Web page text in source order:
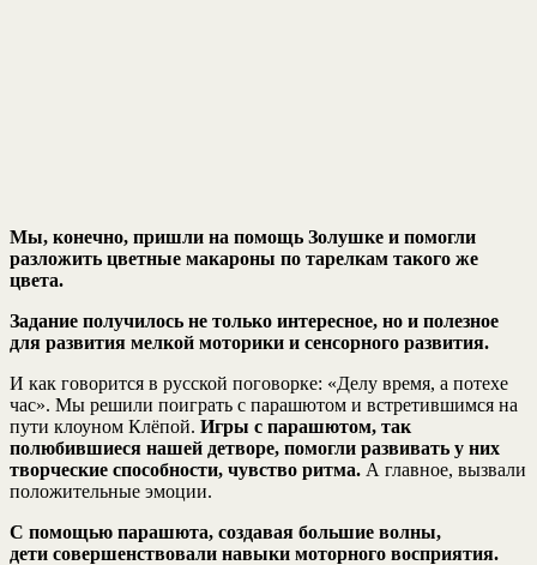
Мы, конечно, пришли на помощь Золушке и помогли
разложить цветные макароны по тарелкам такого же
цвета.
Задание получилось не только интересное, но и полезное
для развития мелкой моторики и сенсорного развития.
И как говорится в русской поговорке: «Делу время, а потехе
час». Мы решили поиграть с парашютом и встретившимся на
пути клоуном Клёпой. Игры с парашютом, так
полюбившиеся нашей детворе, помогли развивать у них
творческие способности, чувство ритма. А главное, вызвали
положительные эмоции.
С помощью парашюта, создавая большие волны,
дети совершенствовали навыки моторного восприятия.